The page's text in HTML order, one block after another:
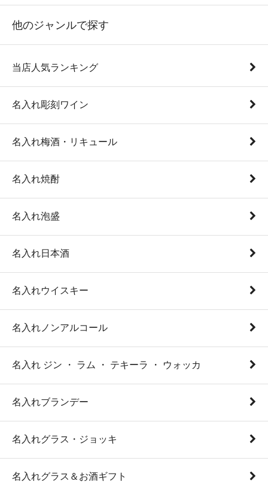
他のジャンルで探す
当店人気ランキング
名入れ彫刻ワイン
名入れ梅酒・リキュール
名入れ焼酎
名入れ泡盛
名入れ日本酒
名入れウイスキー
名入れノンアルコール
名入れ ジン ・ ラム ・ テキーラ ・ ウォッカ
名入れブランデー
名入れグラス・ジョッキ
名入れグラス＆お酒ギフト